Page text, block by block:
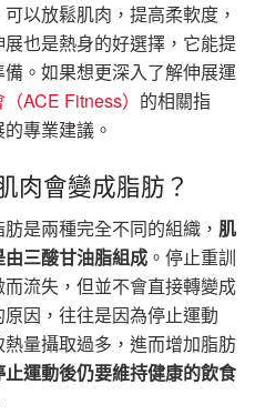
以放鬆肌肉，提高柔軟度，
也是熱身的好選擇，它能提
。如果想更深入了解伸展運
ACE Fitness） 的相關指
專業建議。
肉會變成脂肪？
是兩種完全不同的組織， 肌
由三酸甘油脂組成 。停止重訓
流失，但並不會直接轉變成
因，往往是因為停止運動
量攝取過多，進而增加脂肪
止運動後仍要維持健康的飲食